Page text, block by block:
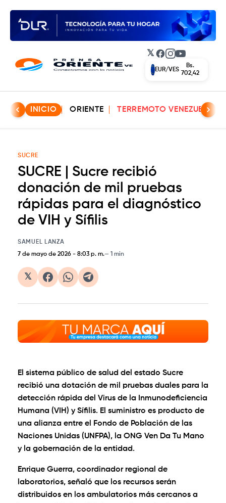
𝕏 Facebook
Instagram
YouTube
EUR/VES
Bs.
702,42
INICIO ORIENTE TERREMOTO VENEZUELA
SUCRE
SUCRE | Sucre recibió
donación de mil pruebas
rápidas para el diagnóstico
de VIH y Sífilis
SAMUEL LANZA
7 de mayo de 2026 - 8:03 p. m. 1 min
𝕏
El sistema público de salud del estado Sucre
recibió una dotación de mil pruebas duales para la
detección rápida del Virus de la Inmunodeficiencia
Humana (VIH) y Sífilis. El suministro es producto de
una alianza entre el Fondo de Población de las
Naciones Unidas (UNFPA), la ONG Ven Da Tu Mano
y la gobernación de la entidad.
Enrique Guerra, coordinador regional de
laboratorios, señaló que los recursos serán
distribuidos en los ambulatorios más cercanos a